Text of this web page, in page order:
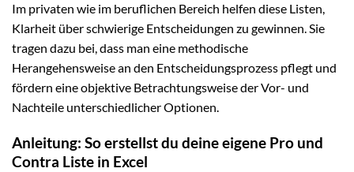
Im privaten wie im beruflichen Bereich helfen diese Listen,
Klarheit über schwierige Entscheidungen zu gewinnen. Sie
tragen dazu bei, dass man eine methodische
Herangehensweise an den Entscheidungsprozess pflegt und
fördern eine objektive Betrachtungsweise der Vor- und
Nachteile unterschiedlicher Optionen.
Anleitung: So erstellst du deine eigene Pro und
Contra Liste in Excel